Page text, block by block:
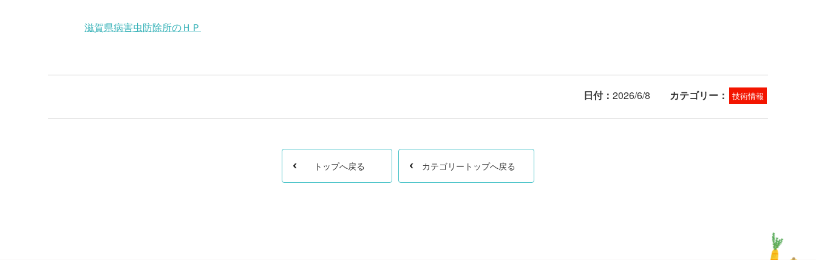
滋賀県病害虫防除所のＨＰ
日付： 2026/6/8 カテゴリー： 技術情報
トップへ戻る カテゴリートップへ戻る